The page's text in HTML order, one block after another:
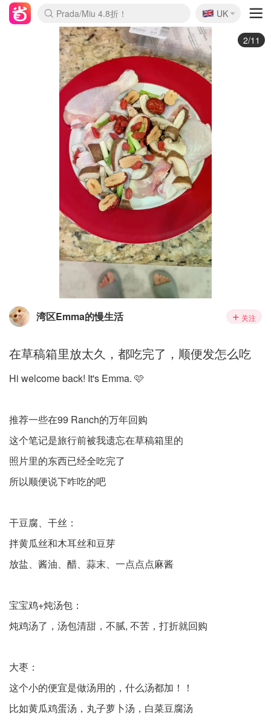
麦卢卡蜂蜜夏促！个位数！
Prada/Miu 4.8折！
啥？必胜客披萨5折！
🇬🇧
UK
3/11
湾区Emma的慢生活 关注
在草稿箱里放太久，都吃完了，顺便发怎么吃
Hi welcome back! It's Emma. 🩷
推荐一些在99 Ranch的万年回购
这个笔记是旅行前被我遗忘在草稿箱里的
照片里的东西已经全吃完了
所以顺便说下咋吃的吧
干豆腐、干丝：
拌黄瓜丝和木耳丝和豆芽
放盐、酱油、醋、蒜末、一点点点麻酱
宝宝鸡+炖汤包：
炖鸡汤了，汤包清甜，不腻, 不苦，打折就回购
大枣：
这个小的便宜是做汤用的，什么汤都加！！
比如黄瓜鸡蛋汤，丸子萝卜汤，白菜豆腐汤